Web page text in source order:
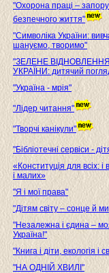
"Охорона праці –
безпечного життя"
"Символіка України:
шануємо, творимо"
"ЗЕЛЕНЕ ВІДНОВЛЕННЯ
УКРАЇНИ: дитячий
"Україна - мрія"
"Лідер читання"
"Творчі канікули"
"Бібліотечні сервіси -
«Конституція для всіх: і
і малих»
"Я і мої права"
"Дітям світу – сонце й
"Незалежна і єдина –
Україна!"
"Книга і діти, екологія і
"НА ОДНІЙ ХВИЛІ"